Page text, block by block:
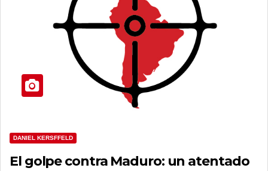
DANIEL KERSFFELD
El golpe contra Maduro: un atentado